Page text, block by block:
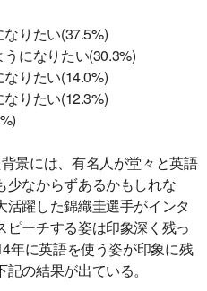
りたい(37.5%)
になりたい(30.3%)
りたい(14.0%)
りたい(12.3%)
景には、有名人が堂々と英語
少なからずあるかもしれな
躍した錦織圭選手がインタ
ピーチする姿は印象深く残っ
年に英語を使う姿が印象に残
の結果が出ている。